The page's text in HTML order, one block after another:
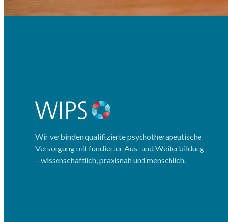
Wir verbinden qualifizierte psychotherapeutische
Versorgung mit fundierter Aus- und Weiterbildung
– wissenschaftlich, praxisnah und menschlich.